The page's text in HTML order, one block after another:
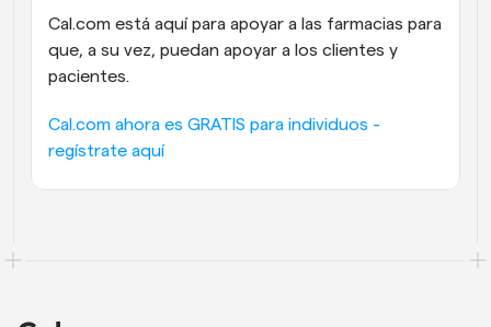
Cal.com está aquí para apoyar a las farmacias para
que, a su vez, puedan apoyar a los clientes y
pacientes.
Cal.com ahora es GRATIS para individuos -
regístrate aquí